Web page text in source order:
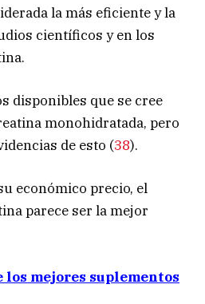
la más eficiente y la
científicos y en los
disponibles que se cree
monohidratada, pero
de esto (38).
económico precio, el
parece ser la mejor
los mejores suplementos